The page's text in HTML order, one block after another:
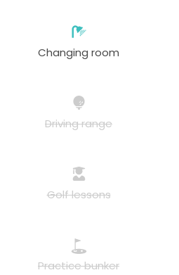
Changing room
Driving range
Golf lessons
Practice bunker